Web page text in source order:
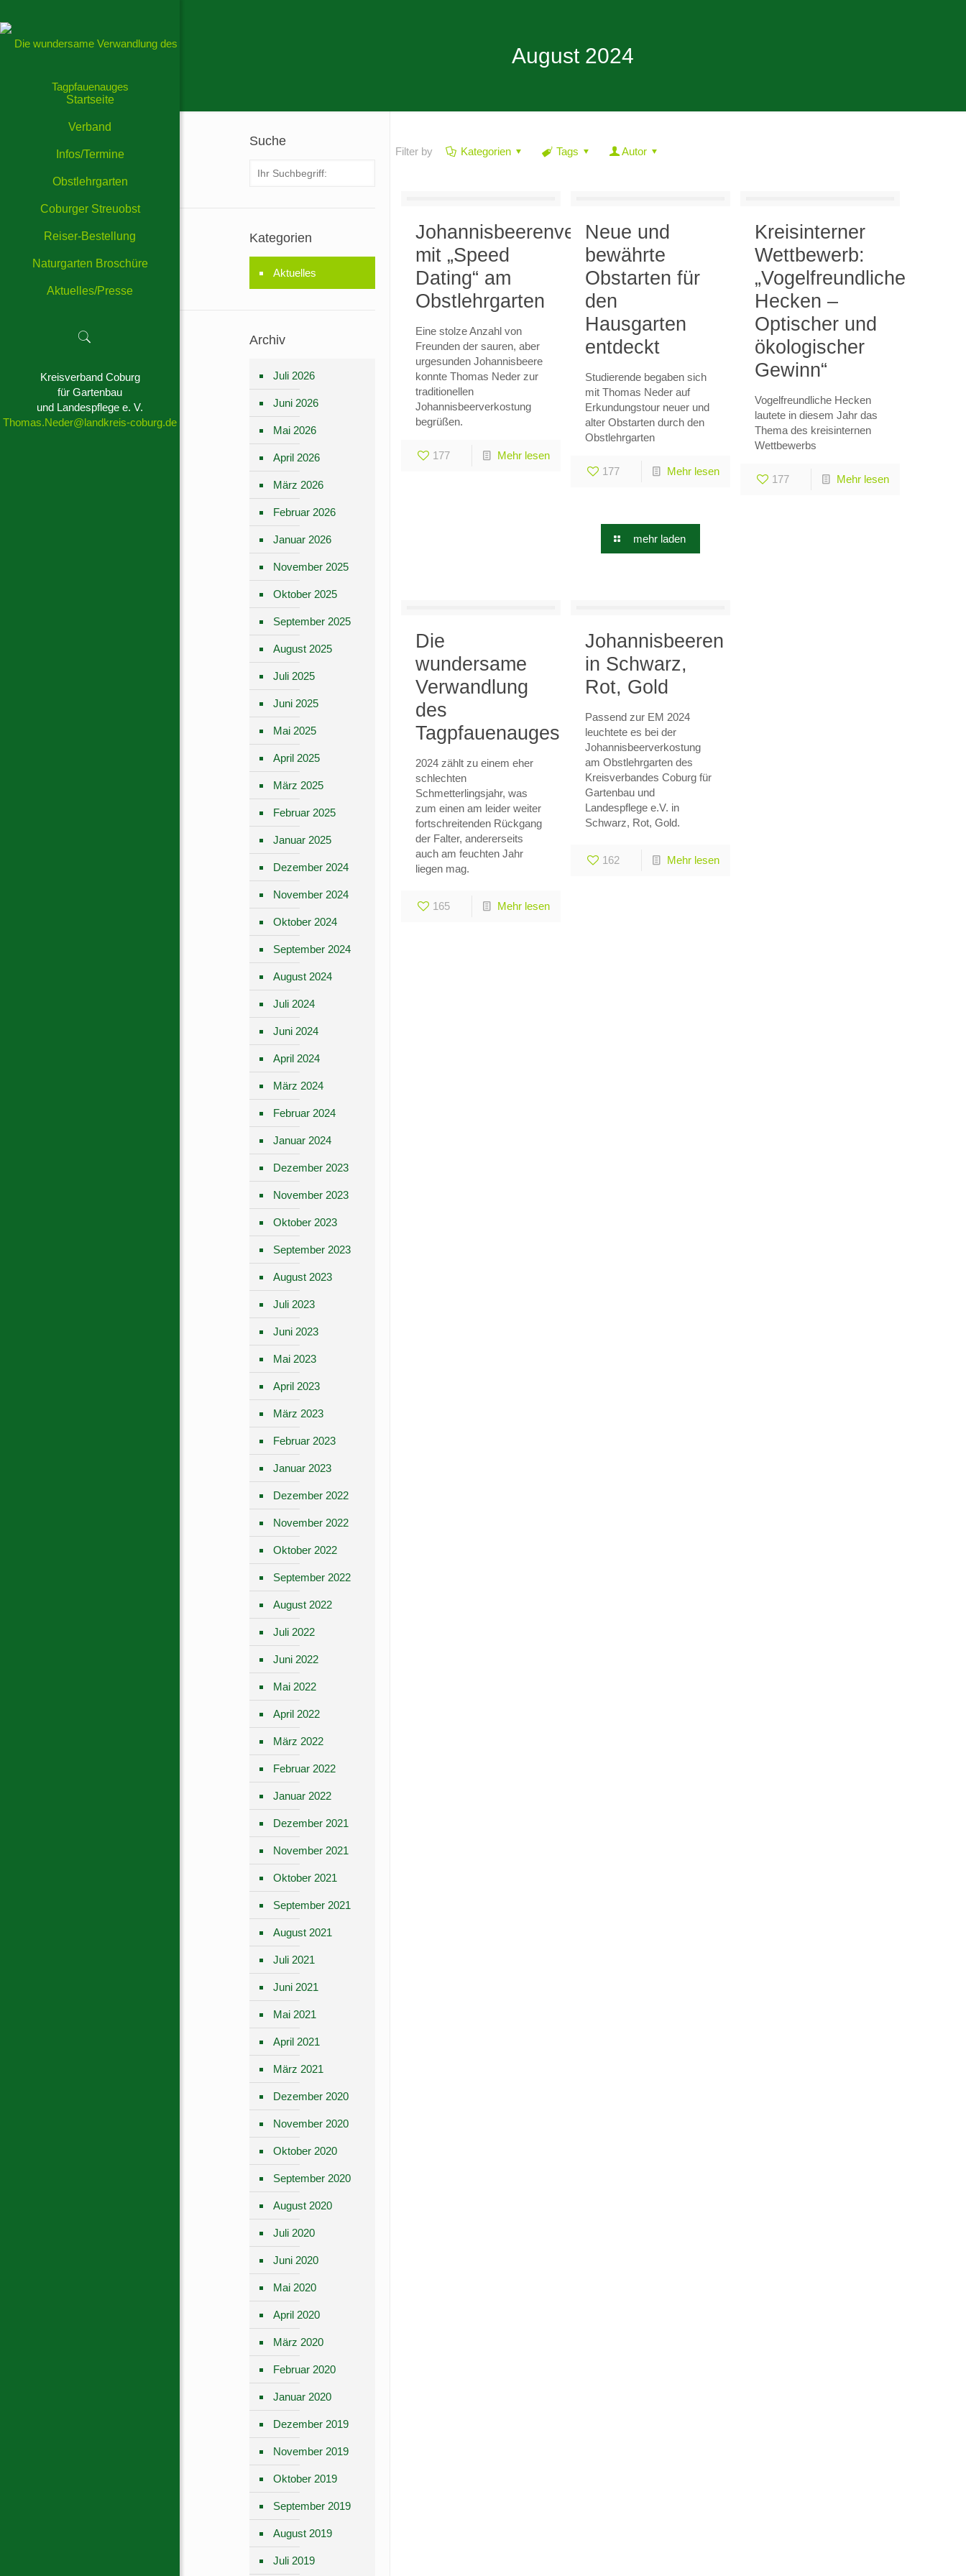
Startseite
Verband
Infos/Termine
Obstlehrgarten
Coburger Streuobst
Reiser-Bestellung
Naturgarten Broschüre
Aktuelles/Presse
Kreisverband Coburg
für Gartenbau
und Landespflege e. V.
Thomas.Neder@landkreis-coburg.de
August 2024
Filter by Kategorien Tags Autor
Johannisbeerenverkostung
mit „Speed
Dating“ am
Obstlehrgarten
Eine stolze Anzahl von
Freunden der sauren, aber
urgesunden Johannisbeere
konnte Thomas Neder zur
traditionellen
Johannisbeerverkostung
begrüßen.
177 Mehr lesen
Neue und
bewährte
Obstarten für
den
Hausgarten
entdeckt
Studierende begaben sich
mit Thomas Neder auf
Erkundungstour neuer und
alter Obstarten durch den
Obstlehrgarten
177 Mehr lesen
Kreisinterner
Wettbewerb:
„Vogelfreundliche
Hecken –
Optischer und
ökologischer
Gewinn“
Vogelfreundliche Hecken
lautete in diesem Jahr das
Thema des kreisinternen
Wettbewerbs
177 Mehr lesen
mehr laden
Die
wundersame
Verwandlung
des
Tagpfauenauges
2024 zählt zu einem eher
schlechten
Schmetterlingsjahr, was
zum einen am leider weiter
fortschreitenden Rückgang
der Falter, andererseits
auch am feuchten Jahr
liegen mag.
165 Mehr lesen
Johannisbeeren
in Schwarz,
Rot, Gold
Passend zur EM 2024
leuchtete es bei der
Johannisbeerverkostung
am Obstlehrgarten des
Kreisverbandes Coburg für
Gartenbau und
Landespflege e.V. in
Schwarz, Rot, Gold.
162 Mehr lesen
Suche
Kategorien
Aktuelles
Archiv
Juli 2026
Juni 2026
Mai 2026
April 2026
März 2026
Februar 2026
Januar 2026
November 2025
Oktober 2025
September 2025
August 2025
Juli 2025
Juni 2025
Mai 2025
April 2025
März 2025
Februar 2025
Januar 2025
Dezember 2024
November 2024
Oktober 2024
September 2024
August 2024
Juli 2024
Juni 2024
April 2024
März 2024
Februar 2024
Januar 2024
Dezember 2023
November 2023
Oktober 2023
September 2023
August 2023
Juli 2023
Juni 2023
Mai 2023
April 2023
März 2023
Februar 2023
Januar 2023
Dezember 2022
November 2022
Oktober 2022
September 2022
August 2022
Juli 2022
Juni 2022
Mai 2022
April 2022
März 2022
Februar 2022
Januar 2022
Dezember 2021
November 2021
Oktober 2021
September 2021
August 2021
Juli 2021
Juni 2021
Mai 2021
April 2021
März 2021
Dezember 2020
November 2020
Oktober 2020
September 2020
August 2020
Juli 2020
Juni 2020
Mai 2020
April 2020
März 2020
Februar 2020
Januar 2020
Dezember 2019
November 2019
Oktober 2019
September 2019
August 2019
Juli 2019